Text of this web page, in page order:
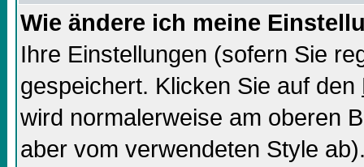
Wie ändere ich meine
Ihre Einstellungen (sofern Sie
gespeichert. Klicken Sie auf den
wird normalerweise am oberen
aber vom verwendeten Style